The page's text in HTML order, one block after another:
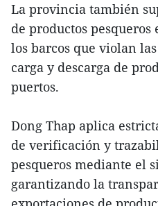
La provincia también
de productos
los barcos que violan
carga y descarga de
puertos.
Dong Thap aplica
de verificación y
pesqueros mediante el
garantizando la